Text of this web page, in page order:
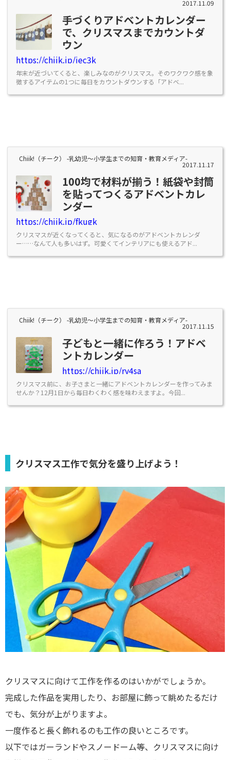
2017.11.09
手づくりアドベントカレンダー
で、クリスマスまでカウントダ
ウン
https://chiik.jp/jec3k
年末が近づいてくると、楽しみなのがクリスマス。そのワクワク感を象
徴するアイテムの1つに毎日をカウントダウンする「アドベ...
Chiik!（チーク） -乳幼児〜小学生までの知育・教育メディア-
2017.11.17
100均で材料が揃う！紙袋や封筒
を貼ってつくるアドベントカレ
ンダー
https://chiik.jp/fkugk
クリスマスが近くなってくると、気になるのがアドベントカレンダ
ー……なんて人も多いはず。可愛くてインテリアにも使えるアド...
Chiik!（チーク） -乳幼児〜小学生までの知育・教育メディア-
2017.11.15
子どもと一緒に作ろう！アドベ
ントカレンダー
https://chiik.jp/ry4sa
クリスマス前に、お子さまと一緒にアドベントカレンダーを作ってみま
せんか？12月1日から毎日わくわく感を味わえますよ。今回...
クリスマス工作で気分を盛り上げよう！
クリスマスに向けて工作を作るのはいかがでしょうか。
完成した作品を実用したり、お部屋に飾って眺めたるだけ
でも、気分が上がりますよ。
一度作ると長く飾れるのも工作の良いところです。
以下ではガーランドやスノードーム等、クリスマスに向け